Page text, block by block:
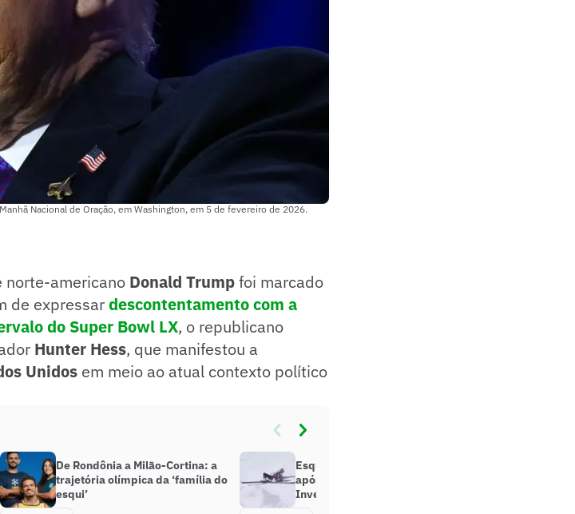
Nacional de Oração, em Washington, em 5 de fevereiro de 2026.
norte-americano Donald Trumpfoi marcado
de expressardescontentamento com a
do Super Bowl LX, o republicano
Hunter Hess, que manifestou a
Unidos em meio ao atual contexto político
De Rondônia a Milão-Cortina: a
trajetória olímpica da ‘família do
esqui’
Esquiadora passa por cirurgia
após acidente nas Olimpíadas de
Inverno